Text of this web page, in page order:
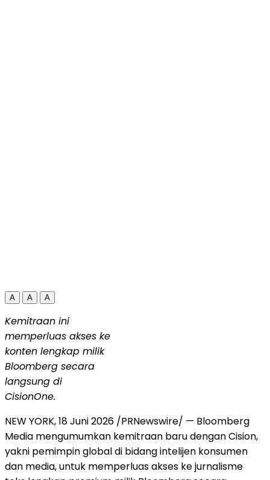
A A A
Kemitraan ini
memperluas akses ke
konten lengkap milik
Bloomberg secara
langsung di
CisionOne.
NEW YORK,18 Juni 2026 /PRNewswire/ — Bloomberg
Media mengumumkan kemitraan baru dengan Cision,
yakni pemimpin global di bidang intelijen konsumen
dan media, untuk memperluas akses ke jurnalisme